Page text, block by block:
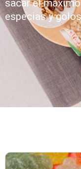
sacar el
especias y